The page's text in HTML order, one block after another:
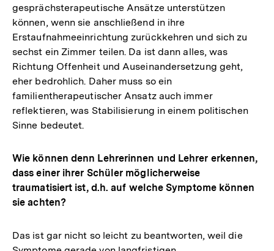
gesprächsterapeutische Ansätze unterstützen
können, wenn sie anschließend in ihre
Erstaufnahmeeinrichtung zurückkehren und sich zu
sechst ein Zimmer teilen. Da ist dann alles, was
Richtung Offenheit und Auseinandersetzung geht,
eher bedrohlich. Daher muss so ein
familientherapeutischer Ansatz auch immer
reflektieren, was Stabilisierung in einem politischen
Sinne bedeutet.
Wie können denn Lehrerinnen und Lehrer erkennen,
dass einer ihrer Schüler möglicherweise
traumatisiert ist, d.h. auf welche Symptome können
sie achten?
Das ist gar nicht so leicht zu beantworten, weil die